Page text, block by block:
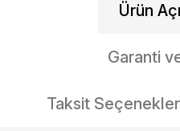
Ürün
Garanti
Taksit